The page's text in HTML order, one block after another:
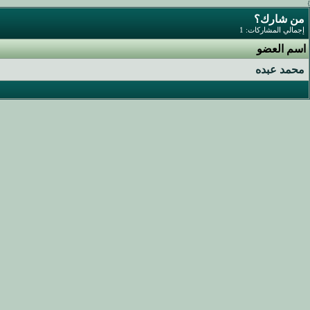
}
من شارك؟
إجمالي المشاركات: 1
اسم العضو
محمد عبده